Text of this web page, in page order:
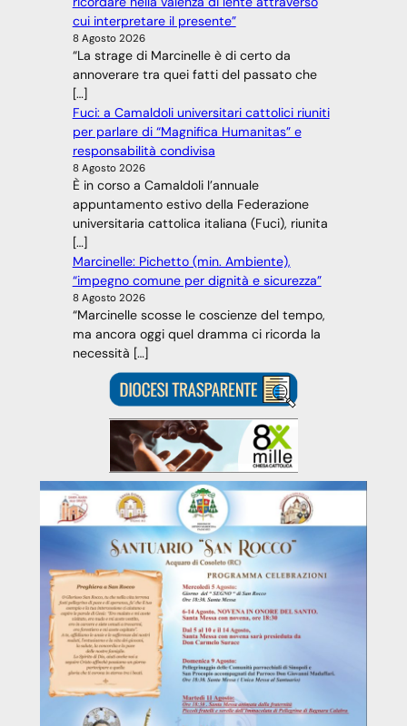
cui interpretare il presente”
8 Agosto 2026
“La strage di Marcinelle è di certo da
annoverare tra quei fatti del passato che
[…]
Fuci: a Camaldoli universitari cattolici riuniti
per parlare di “Magnifica Humanitas” e
responsabilità condivisa
8 Agosto 2026
È in corso a Camaldoli l’annuale
appuntamento estivo della Federazione
universitaria cattolica italiana (Fuci), riunita
[…]
Marcinelle: Pichetto (min. Ambiente),
“impegno comune per dignità e sicurezza”
8 Agosto 2026
“Marcinelle scosse le coscienze del tempo,
ma ancora oggi quel dramma ci ricorda la
necessità […]